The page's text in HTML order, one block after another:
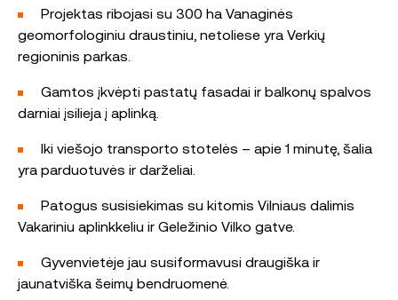
Projektas ribojasi su 300 ha Vanaginės
geomorfologiniu draustiniu, netoliese yra Verkių
regioninis parkas.
Gamtos įkvėpti pastatų fasadai ir balkonų spalvos
darniai įsilieja į aplinką.
Iki viešojo transporto stotelės – apie 1 minutę, šalia
yra parduotuvės ir darželiai.
Patogus susisiekimas su kitomis Vilniaus dalimis
Vakariniu aplinkkeliu ir Geležinio Vilko gatve.
Gyvenvietėje jau susiformavusi draugiška ir
jaunatviška šeimų bendruomenė.